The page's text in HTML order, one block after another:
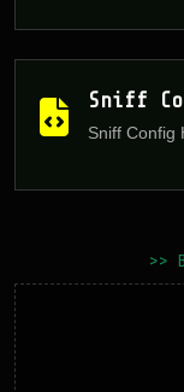
Sniff
Sniff Config
>>